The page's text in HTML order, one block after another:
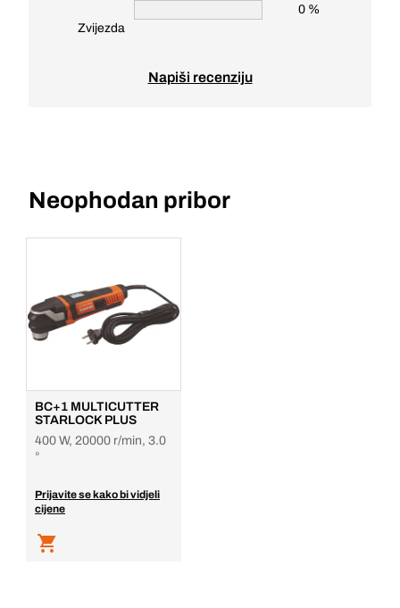
Zvijezda
0 %
Napiši recenziju
Neophodan pribor
BC+1 MULTICUTTER
STARLOCK PLUS
400 W, 20000 r/min, 3.0
°
Prijavite se kako bi vidjeli
cijene